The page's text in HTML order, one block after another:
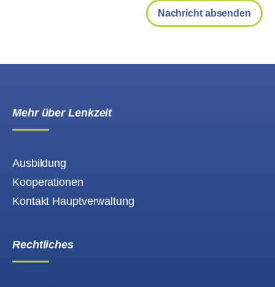
Nachricht absenden
Mehr über Lenkzeit
Ausbildung
Kooperationen
Kontakt Hauptverwaltung
Rechtliches